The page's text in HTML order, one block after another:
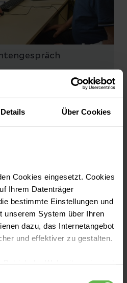
Details Über Cookies
Cookies eingesetzt. Cookies
Ihrem Datenträger
bestimmte Einstellungen und
unserem System über Ihren
dazu, das Internetangebot
und effektiver zu gestalten.
in einem derart
Schmerztherapie
Klinik Attendorn
mit
Team daran,
Schmerzleiden
zu